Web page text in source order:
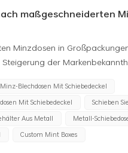
maßgeschneiderten
Minzdosen in
der
zu
macht. Anwendungen
Minzblechdosen sind
Kundengeschenke und
Blechdosen Mit Schiebedeckel
Mit Schiebedeckel
Schieben
Aus Metall
Metall-
Custom Mint Boxes